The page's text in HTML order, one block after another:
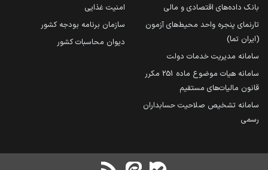
بانک داده‌های اقتصادی و مالی
تارنمای پنجره واحد محیط‌های آزمون
(ایران تما)
سامانه مدیریت خدمات دولت
سامانه هیات موضوع ماده 251 مکرر
قانون مالیات‌های مستقیم
سامانه تشخیص صلاحیت حسابداران
رسمی
امنیت غذایی
سازمان برنامه بودجه کشور
دیوان محاسبات کشور